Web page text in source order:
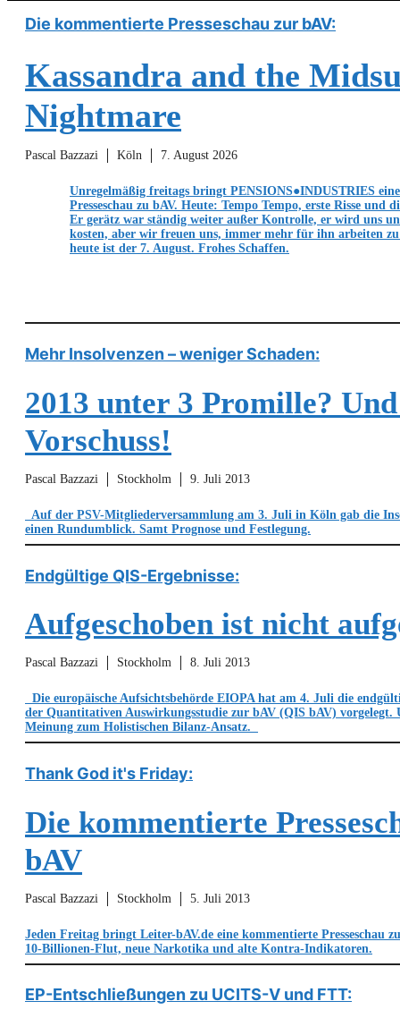
Die kommentierte Presseschau zur bAV:
Kassandra and the
Nightmare
Pascal Bazzazi Köln 7. August 2026
Unregelmäßig freitags bringt PENSIONS●INDUSTRIES
Presseschau zu bAV. Heute: Tempo Tempo, erste Risse und
Er gerätz war ständig weiter außer Kontrolle, er wird uns
kosten, aber wir freuen uns, immer mehr für ihn arbeiten
heute ist der 7. August. Frohes Schaffen.
Mehr Insolvenzen – weniger Schaden:
2013 unter 3 Promille?
Vorschuss!
Pascal Bazzazi Stockholm 9. Juli 2013
Auf der PSV-Mitgliederversammlung am 3. Juli in Köln gab die
einen Rundumblick. Samt Prognose und Festlegung.
Endgültige QIS-Ergebnisse:
Aufgeschoben ist nicht
Pascal Bazzazi Stockholm 8. Juli 2013
Die europäische Aufsichtsbehörde EIOPA hat am 4. Juli die
der Quantitativen Auswirkungsstudie zur bAV (QIS bAV) vorgelegt.
Meinung zum Holistischen Bilanz-Ansatz.
Thank God it's Friday:
Die kommentierte
bAV
Pascal Bazzazi Stockholm 5. Juli 2013
Jeden Freitag bringt Leiter-bAV.de eine kommentierte Presseschau
10-Billionen-Flut, neue Narkotika und alte Kontra-Indikatoren.
EP-Entschließungen zu UCITS-V und FTT: